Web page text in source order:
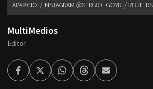
APARICIO. / INSTAGRAM @SERGIO_GOYRI / REUTERS
MultiMedios
Editor
FacebookTwitterWhatsappThreadsEnviar
por